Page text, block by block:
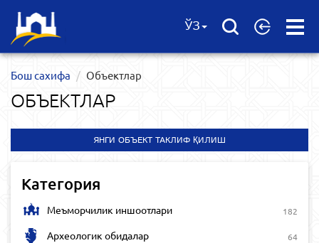
Open
ЎЗ
Бош сахифа Объектлар
ОБЪЕКТЛАР
ЯНГИ ОБЪЕКТ ТАКЛИФ ҚИЛИШ
Категория
Меъморчилик иншоотлари 182
Археологик обидалар 64